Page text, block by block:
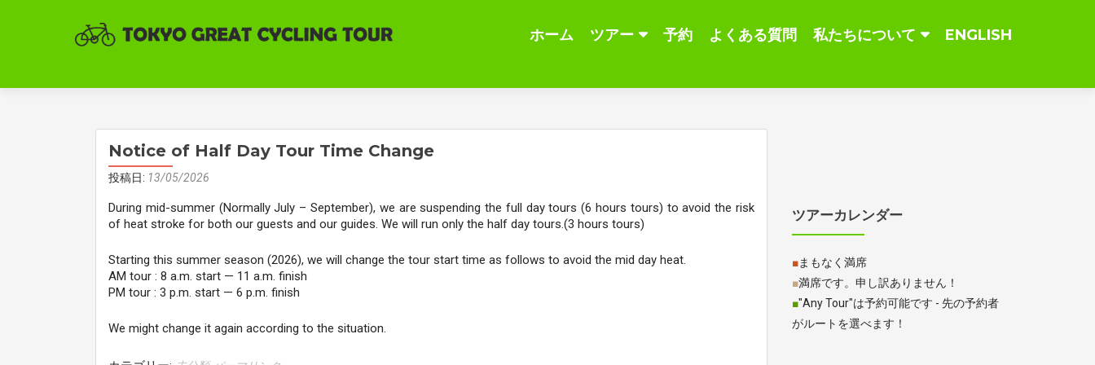
ン
ホーム ツアー 予約 よくある質問 私たちについて ENGLISH
Notice of Half Day Tour Time Change
投稿日: 13/05/2026
During mid-summer (Normally July – September), we are suspending the full day tours (6 hours tours) to avoid the risk
of heat stroke for both our guests and our guides. We will run only the half day tours.(3 hours tours)
Starting this summer season (2026), we will change the tour start time as follows to avoid the mid day heat.
AM tour : 8 a.m. start — 11 a.m. finish
PM tour : 3 p.m. start — 6 p.m. finish
We might change it again according to the situation.
ツアーカレンダー
■まもなく満席
■満席です。申し訳ありません！
■"Any Tour"は予約可能です - 先の予約者
がルートを選べます！